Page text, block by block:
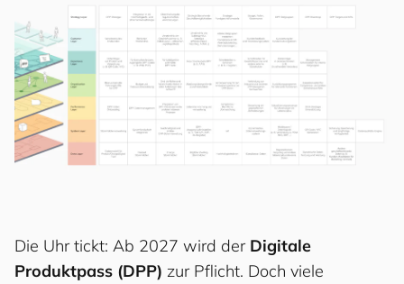
Die Uhr tickt: Ab 2027 wird der Digitale
Produktpass (DPP) zur Pflicht. Doch viele